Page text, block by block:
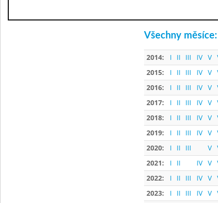
Všechny měsíce:
2014: I II III IV V
2015:
I II III IV V
2016:
I II III IV V
2017:
I II III IV V
2018:
I II III IV V
2019:
I II III IV V
2020:
I II III V
2021:
I II IV V
2022:
I II III IV V
2023:
I II III IV V